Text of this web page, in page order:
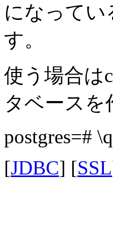
になってい
す。
使う場合は
タベース
postgres=# \q
[JDBC] [SSL